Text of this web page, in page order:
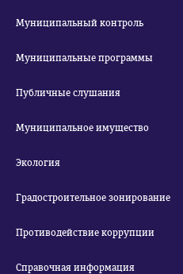
Муниципальный контроль
Муниципальные программы
Публичные слушания
Муниципальное имущество
Экология
Градостроительное зонирование
Противодействие коррупции
Справочная информация